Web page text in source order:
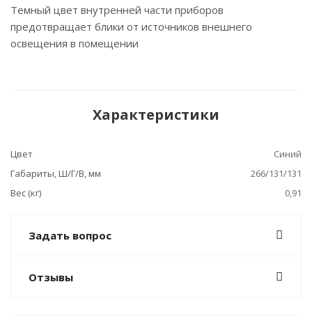
Темный цвет внутренней части приборов
предотвращает блики от источников внешнего
освещения в помещении
Характеристики
Цвет
Синий
Габариты, Ш/Г/В, мм
266/131/131
Вес (кг)
0,91
Задать вопрос
Отзывы